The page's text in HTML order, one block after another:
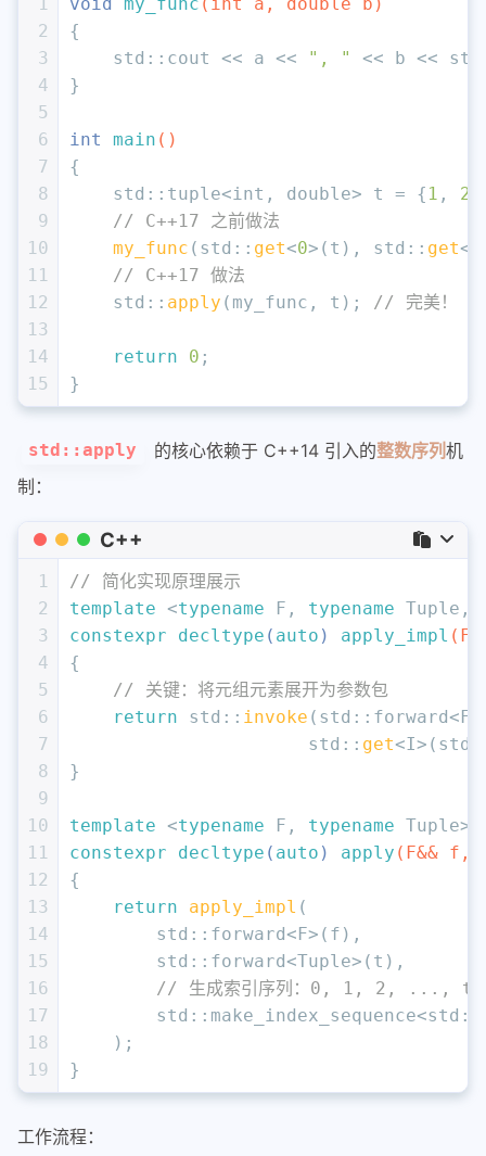
2
3
4
5
6
7
8
9
10
11
12
13
14
15
{
    std::cout << a <<
", "
<< b <<
}
int main ()
{
    std::tuple<
int , double> t = { 1 ,
// C++17 之前做法
my_func (std:: get<0>(t), std:: get<
// C++17 做法
    std::
apply (my_func, t); // 完美！
return 0 ;
}
std::apply 的核心依赖于 C++14 引入的整数序列 机
制：
C++
1
2
3
4
5
6
7
8
9
10
11
12
13
14
15
16
17
18
19
// 简化实现原理展示
template <typename F, typename Tuple,
constexpr
decltype ( auto ) apply_impl
{
// 关键：将元组元素展开为参数包
return std:: invoke
                      std::
get
}
template <typename F, typename Tuple>
constexpr
decltype ( auto ) apply (F&& f,
{
return
apply_impl (
        std::forward<F>(f),
        std::forward<Tuple>(t),
// 生成索引序列：0, 1, 2, ...,
    );
}
工作流程：